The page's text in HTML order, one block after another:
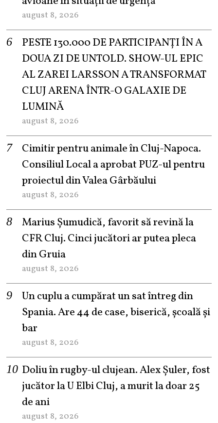
august 8, 2026
PESTE 130.000 DE PARTICIPANȚI ÎN A
DOUA ZI DE UNTOLD. SHOW-UL EPIC
AL ZAREI LARSSON A TRANSFORMAT
CLUJ ARENA ÎNTR-O GALAXIE DE
LUMINĂ
august 8, 2026
Cimitir pentru animale în Cluj-Napoca.
Consiliul Local a aprobat PUZ-ul pentru
proiectul din Valea Gârbăului
august 8, 2026
Marius Șumudică, favorit să revină la
CFR Cluj. Cinci jucători ar putea pleca
din Gruia
august 8, 2026
Un cuplu a cumpărat un sat întreg din
Spania. Are 44 de case, biserică, școală și
bar
august 8, 2026
Doliu în rugby-ul clujean. Alex Șuler, fost
jucător la U Elbi Cluj, a murit la doar 25
de ani
august 8, 2026